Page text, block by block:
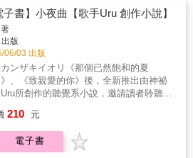
作家｜明太子小姐、《釀電影》主編｜張
、作家｜劉書甫、演員｜簡嫚書書中登場
料理，都安放著一顆顆在城市裡孤單漂
。隨著書中的字字句句，我也彷彿和書
角們一起圍著餐桌，一邊聊著彼此的生
邊享用充滿暖意的手作料理。那些被無
擠的委屈、失去親人的悲傷與想念、自
與無助，全部都在美食上桌時一點一點
撫慰著。然後……感覺自己不再是一個
謝謝《東京角落美食：屬於我的容身之
了我一個溫暖安心的小角落，療癒了我
鄉的寂寞。──駐日作家｜明太子小姐美食
的歌手。2013年在Youtube上翻唱名曲後，
事歌手活動。2016年在主流樂壇出道。
電視劇《風間公親－教場0－》、電影
出口的殺人告白》、動畫《藥師少女的
》、《地獄樂》等多首合作歌曲。本書收
手Uru在演唱會朗讀，以及限定發表給粉
部會員的歌曲為基礎的短篇故事。包括
福的詩〉和〈灰色的一天〉，並加入了全
作的〈小夜曲〉。我在醫院被奇特的光線
起的幸福生活，面臨無法預期的奇特命
〈幸福的詩〉在我決定自殺的那一天，
子書】小夜曲【歌手Uru 創作小說】
著
出版
06/03 出版
ンザキイオリ《那個已然飽和的夏
、《致親愛的你》後，全新推出由神祕
所創作的聽覺系小說，邀請讀者聆聽文
無法告訴他人的「祕密」而持續生活
日本創作歌手Uru，以自己的歌曲為原
譜寫出三個青春、脆弱且耀眼的故事！∣音
210 元
電子書